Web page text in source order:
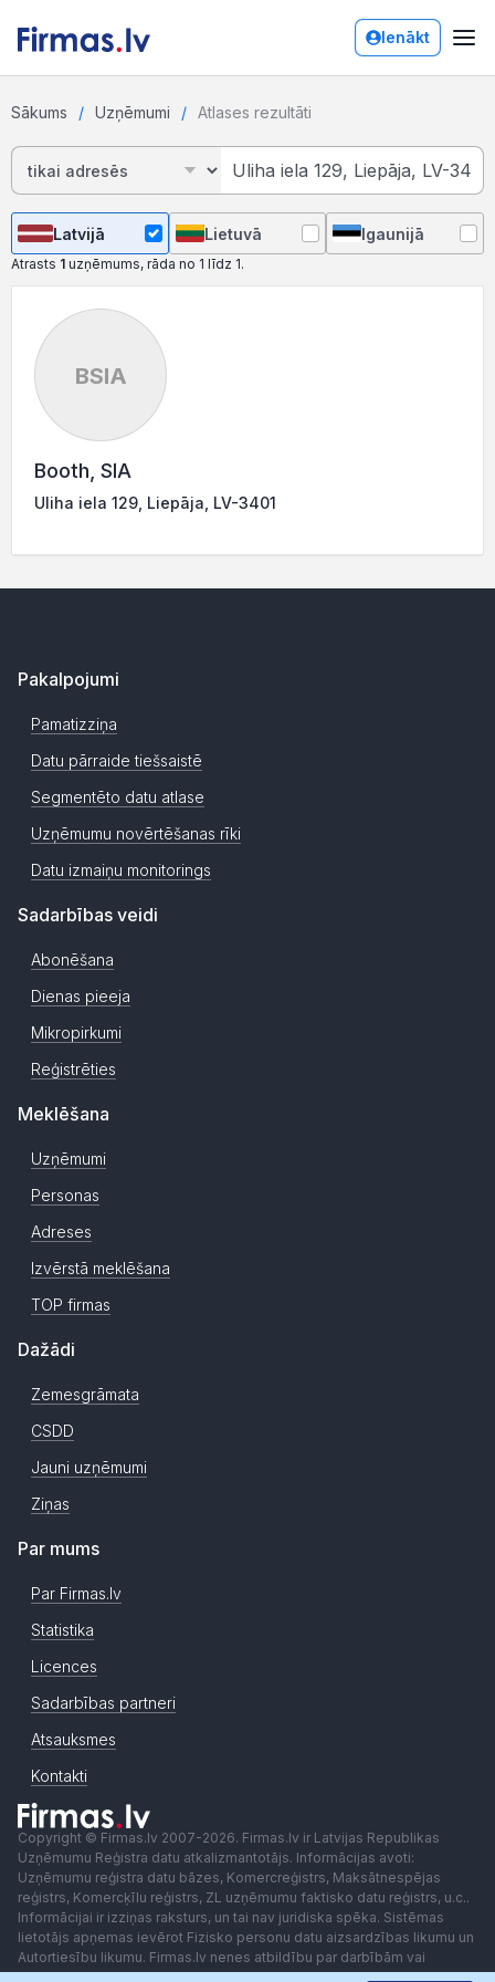
Ienākt
Sākums Uzņēmumi Atlases rezultāti
Latvijā Lietuvā Igaunijā
Atrasts 1 uzņēmums, rāda no 1 līdz 1.
BSIA
Booth, SIA
Uliha iela 129, Liepāja, LV-3401
Pakalpojumi
Pamatizziņa
Datu pārraide tiešsaistē
Segmentēto datu atlase
Uzņēmumu novērtēšanas rīki
Datu izmaiņu monitorings
Sadarbības veidi
Abonēšana
Dienas pieeja
Mikropirkumi
Reģistrēties
Meklēšana
Uzņēmumi
Personas
Adreses
Izvērstā meklēšana
TOP firmas
Dažādi
Zemesgrāmata
CSDD
Jauni uzņēmumi
Ziņas
Par mums
Par Firmas.lv
Statistika
Licences
Sadarbības partneri
Atsauksmes
Kontakti
Copyright © Firmas.lv 2007-2026. Firmas.lv ir Latvijas Republikas
Uzņēmumu Reģistra datu atkalizmantotājs. Informācijas avoti:
Uzņēmumu reģistra datu bāzes, Komercreģistrs, Maksātnespējas
reģistrs, Komercķīlu reģistrs, ZL uzņēmumu faktisko datu reģistrs, u.c..
Informācijai ir izziņas raksturs, un tai nav juridiska spēka. Sistēmas
lietotājs apņemas ievērot Fizisko personu datu aizsardzības likumu un
Autortiesību likumu. Firmas.lv nenes atbildību par darbībām vai
lēmumiem, kas balstīti uz saņemto pakalpojumu. Lietotājam aizliegts